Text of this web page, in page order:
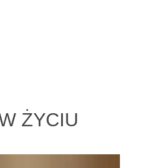
ŻYCIU